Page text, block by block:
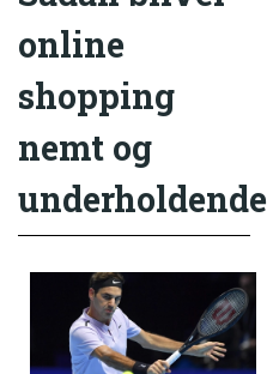
online
shopping
nemt og
underholdende